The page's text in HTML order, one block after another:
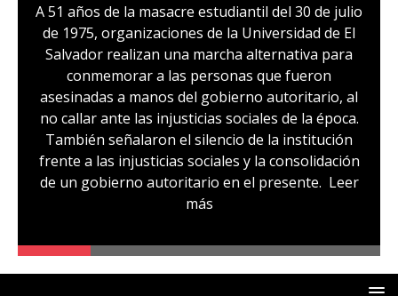
A 51 años de la masacre estudiantil del 30 de julio
de 1975, organizaciones de la Universidad de El
Salvador realizan una marcha alternativa para
conmemorar a las personas que fueron
asesinadas a manos del gobierno autoritario, al
no callar ante las injusticias sociales de la época.
También señalaron el silencio de la institución
frente a las injusticias sociales y la consolidación
de un gobierno autoritario en el presente. Leer
más